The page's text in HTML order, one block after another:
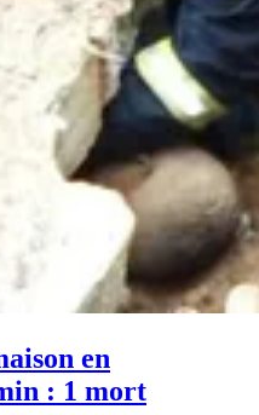
en
: 1 mort